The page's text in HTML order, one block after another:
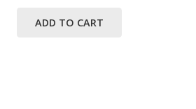
ADD TO CART